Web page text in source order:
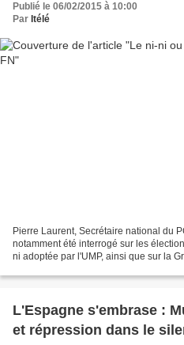
Publié le 06/02/2015 à 10:00
Par Itélé
Pierre Laurent, Secrétaire national du
notamment été interrogé sur les
ni adoptée par l'UMP, ainsi que sur la
L'Espagne s'embrase :
et répression dans le